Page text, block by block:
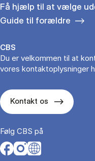
Få hjælp til at vælge
Guide til forældre
CBS
Du er velkommen til at
vores kontaktoplysninger
Kontakt os
Følg CBS på
Opens in a new tab
Opens in a new tab
Opens in a new tab